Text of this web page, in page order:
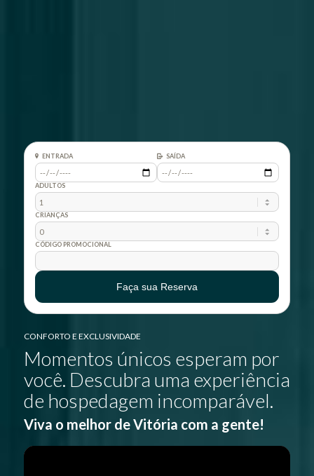
ENTRADA SAÍDA
ADULTOS
CRIANÇAS
CÓDIGO PROMOCIONAL
CONFORTO E EXCLUSIVIDADE
Momentos únicos esperam por
você. Descubra uma experiência
de hospedagem incomparável.
Viva o melhor de Vitória com a gente!